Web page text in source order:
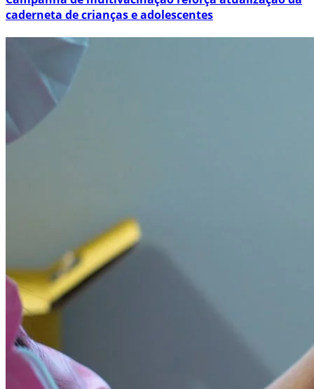
caderneta de crianças e adolescentes